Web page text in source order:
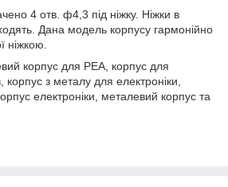
4 отв. ф4,3 під ніжку. Ніжки в
Дана модель корпусу гармонійно
ніжкою.
корпус для РЕА, корпус для
корпус з металу для електроніки,
електроніки, металевий корпус та